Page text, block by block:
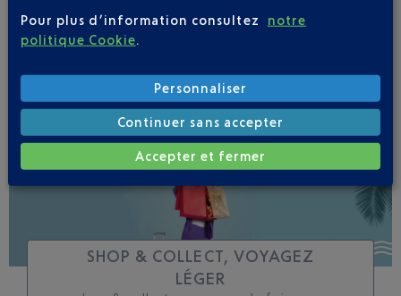
SUIVRE CE VOL
SHOP & COLLECT, VOYAGEZ
LÉGER
Pour plus d’information consultez
notre
politique Cookie
Personnaliser
Continuer sans accepter
Accepter et fermer